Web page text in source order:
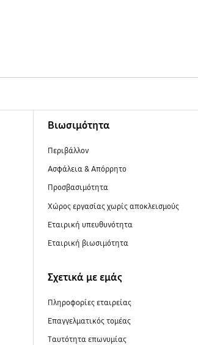
Βιωσιμότητα
Περιβάλλον
Ασφάλεια & Απόρρητο
Προσβασιμότητα
Xώρος εργασίας χωρίς αποκλεισμούς
Εταιρική υπευθυνότητα
Εταιρική βιωσιμότητα
Σχετικά με εμάς
Πληροφορίες εταιρείας
Επαγγελματικός τομέας
Ταυτότητα επωνυμίας